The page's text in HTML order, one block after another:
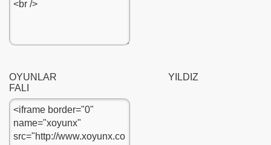
OYUNLAR YILDIZ
FALI